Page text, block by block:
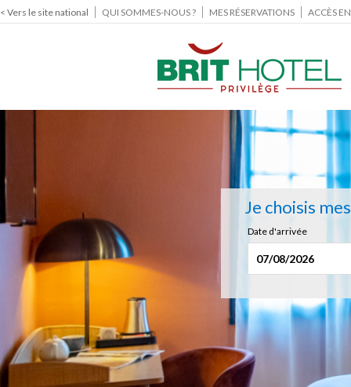
< Vers le site national QUI SOMMES-NOUS ? MES RÉSERVATIONS ACCÈS
Je choisis
Date d'arrivée